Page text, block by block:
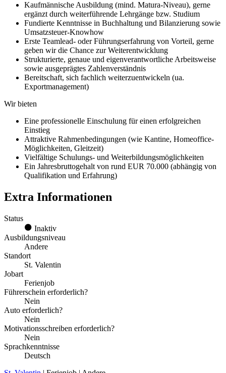
Kaufmännische Ausbildung (mind. Matura-Niveau), gerne
ergänzt durch weiterführende Lehrgänge bzw. Studium
Fundierte Kenntnisse in Buchhaltung und Bilanzierung sowie
Umsatzsteuer-Knowhow
Erste Teamlead- oder Führungserfahrung von Vorteil, gerne
geben wir die Chance zur Weiterentwicklung
Strukturierte, genaue und eigenverantwortliche Arbeitsweise
sowie ausgeprägtes Zahlenverständnis
Bereitschaft, sich fachlich weiterzuentwickeln (ua.
Exportmanagement)
Wir bieten
Eine professionelle Einschulung für einen erfolgreichen
Einstieg
Attraktive Rahmenbedingungen (wie Kantine, Homeoffice-
Möglichkeiten, Gleitzeit)
Vielfältige Schulungs- und Weiterbildungsmöglichkeiten
Ein Jahresbruttogehalt von rund EUR 70.000 (abhängig von
Qualifikation und Erfahrung)
Extra Informationen
Status
Inaktiv
Ausbildungsniveau
Andere
Standort
St. Valentin
Jobart
Ferienjob
Führerschein erforderlich?
Nein
Auto erforderlich?
Nein
Motivationsschreiben erforderlich?
Nein
Sprachkenntnisse
Deutsch